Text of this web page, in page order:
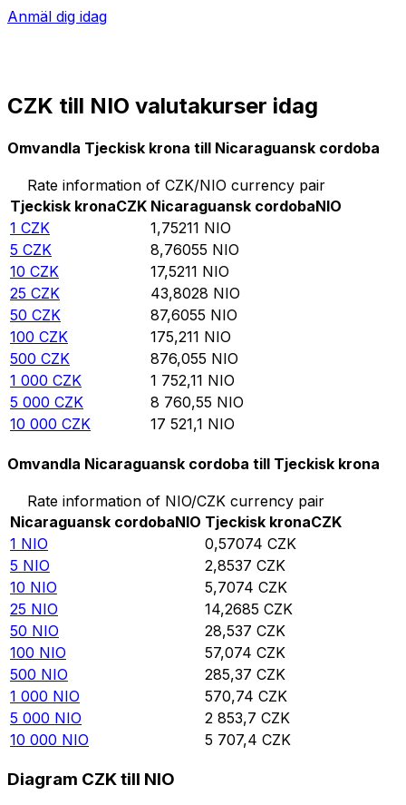
Anmäl dig idag
CZK till NIO valutakurser idag
Omvandla Tjeckisk krona till Nicaraguansk cordoba
Rate information of CZK/NIO currency pair
Tjeckisk kronaCZK Nicaraguansk cordobaNIO
1 CZK 1,75211 NIO
5 CZK 8,76055 NIO
10 CZK 17,5211 NIO
25 CZK 43,8028 NIO
50 CZK 87,6055 NIO
100 CZK 175,211 NIO
500 CZK 876,055 NIO
1 000 CZK 1 752,11 NIO
5 000 CZK 8 760,55 NIO
10 000 CZK 17 521,1 NIO
Omvandla Nicaraguansk cordoba till Tjeckisk krona
Rate information of NIO/CZK currency pair
Nicaraguansk cordobaNIO Tjeckisk kronaCZK
1 NIO 0,57074 CZK
5 NIO 2,8537 CZK
10 NIO 5,7074 CZK
25 NIO 14,2685 CZK
50 NIO 28,537 CZK
100 NIO 57,074 CZK
500 NIO 285,37 CZK
1 000 NIO 570,74 CZK
5 000 NIO 2 853,7 CZK
10 000 NIO 5 707,4 CZK
Diagram CZK till NIO